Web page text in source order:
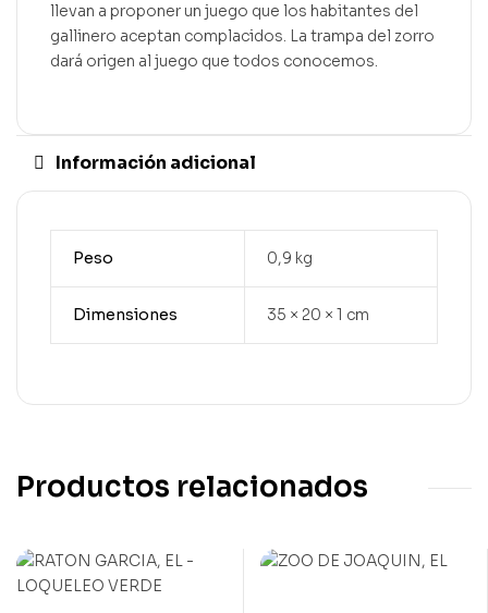
llevan a proponer un juego que los habitantes del
gallinero aceptan complacidos. La trampa del zorro
dará origen al juego que todos conocemos.
Información adicional
Peso 0,9 kg
Dimensiones 35 × 20 × 1 cm
Productos relacionados